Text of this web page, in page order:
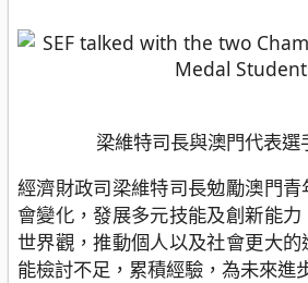
梁維特司長與澳門代表選
經濟財政司梁維特司長勉勵澳門
會變化，發展多元技能及創新能
世界觀，推動個人以及社會更大
能檢討不足，累積經驗，為未來進